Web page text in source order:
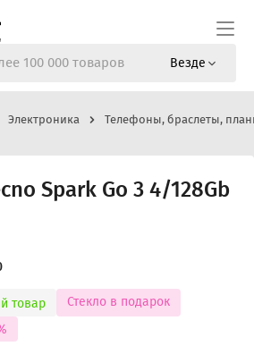
Везде
Электроника Телефоны, браслеты,
Spark Go 3 4/128Gb
товар
Стекло в подарок